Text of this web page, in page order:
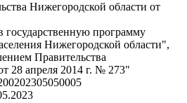
Нижегородской области от
программу
Нижегородской области",
Правительства
28 апреля 2014 г. № 273"